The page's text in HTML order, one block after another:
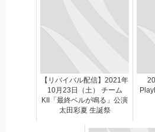
【リバイバル配信】2021年
10月23日（土） チーム
KII「最終ベルが鳴る」公演
太田彩夏 生誕祭